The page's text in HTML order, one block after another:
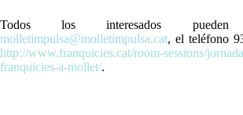
Todos los interesados
molletimpulsa@molletimpulsa.cat, el teléfono
http://www.franquicies.cat/room-sessions/
franquicies-a-mollet/.